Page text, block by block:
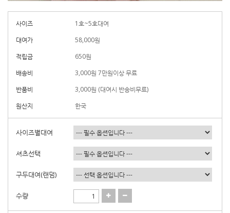
사이즈
1호~5호대여
대여가
58,000원
적립금
650원
배송비
3,000원 7만원이상 무료
반품비
3,000원 (대여시 반송비무료)
원산지
한국
사이즈별대여
셔츠선택
구두대여(랜덤)
수량